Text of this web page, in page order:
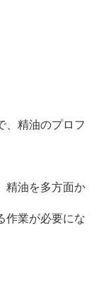
、精油のプロフ
精油を多方面か
作業が必要にな